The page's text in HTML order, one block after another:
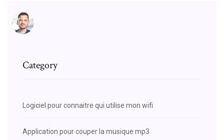
Category
Logiciel pour connaitre qui utilise mon wifi
Application pour couper la musique mp3